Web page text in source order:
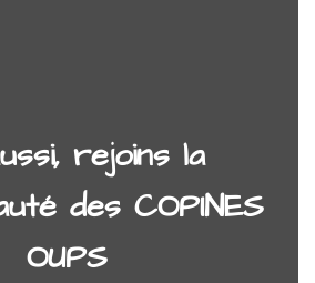
rejoins la
des COPINES
OUPS